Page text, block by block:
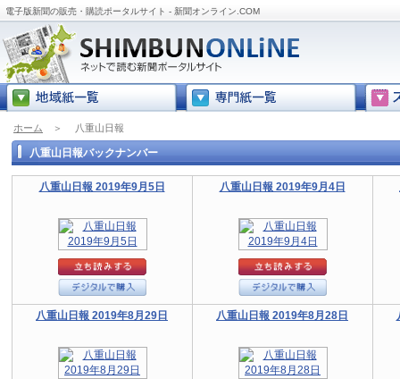
電子版新聞の販売・購読ポータルサイト - 新聞オンライン.COM
ホーム ＞ 八重山日報
八重山日報バックナンバー
八重山日報 2019年9月5日 八重山日報 2019年9月4日
八重山日報 2019年8月29日 八重山日報 2019年8月28日